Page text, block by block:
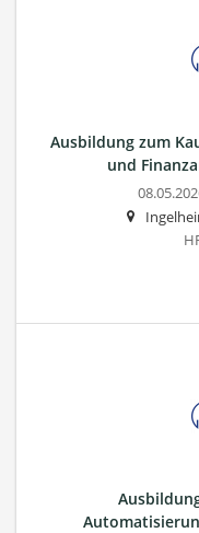
Ausbildung zum
und